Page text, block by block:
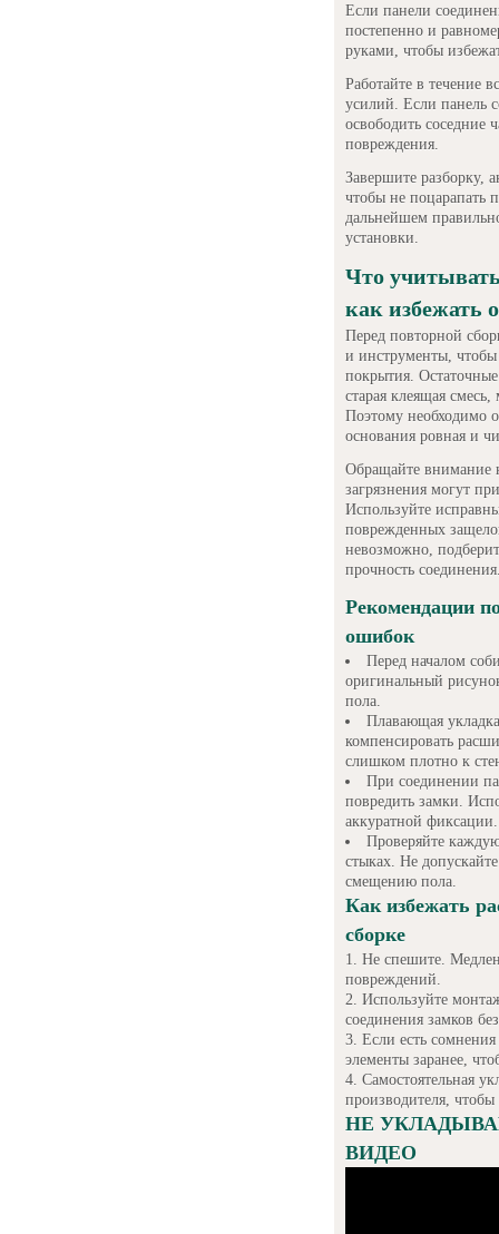
Если панели
постепенно и
руками, чтобы
Работайте в течение
усилий. Если панель
освободить соседние
повреждения.
Завершите разборку,
чтобы не поцарапать
дальнейшем
установки.
Что
как избежать
Перед повторной
и инструменты, чтобы
покрытия.
старая клеящая
Поэтому необходимо
основания ровная и
Обращайте внимание
загрязнения могут
Используйте
поврежденных
невозможно,
прочность
Рекомендации
ошибок
Перед началом
оригинальный
пола.
Плавающая
компенсировать
слишком плотно к
При соединении
повредить замки.
аккуратной фиксации.
Проверяйте
стыках. Не
смещению пола.
Как избежать
сборке
Не спешите.
повреждений.
Используйте
соединения замков
Если есть
элементы заранее,
Самостоятельная
производителя, чтобы
НЕ
ВИДЕО